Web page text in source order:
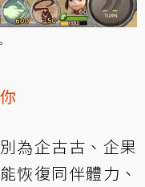
為企古古、企果
恢復同伴體力、